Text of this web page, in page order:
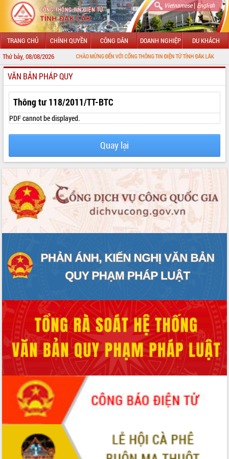
Vietnamese| English
TRANG CHỦ CHÍNH QUYỀN CÔNG DÂN DOANH NGHIỆP DU KHÁCH
Thứ bảy, 08/08/2026CHÀO MỪNG ĐẾN VỚI CỔNG THÔNG TIN ĐIỆN TỬ TỈNH ĐẮK LẮK
GIỚI THIỆU
TIN TỨC SỰ KIỆN
UBND CÁC XÃ, PHƯỜNG
THÔNG TIN CHỈ ĐẠO ĐIỀU HÀNH
HỆ THỐNG VĂN BẢN
VĂN BẢN HĐND TỈNH
QUY HOẠCH - KẾ HOẠCH
VĂN BẢN PHÁP QUY
Thông tư 118/2011/TT-BTC
PDF cannot be displayed.
Quay lại